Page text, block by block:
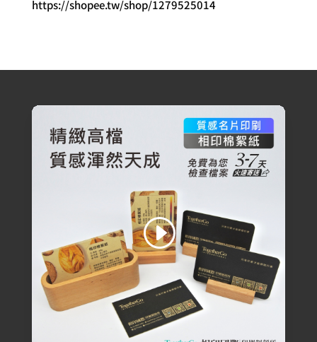
https://shopee.tw/shop/1279525014